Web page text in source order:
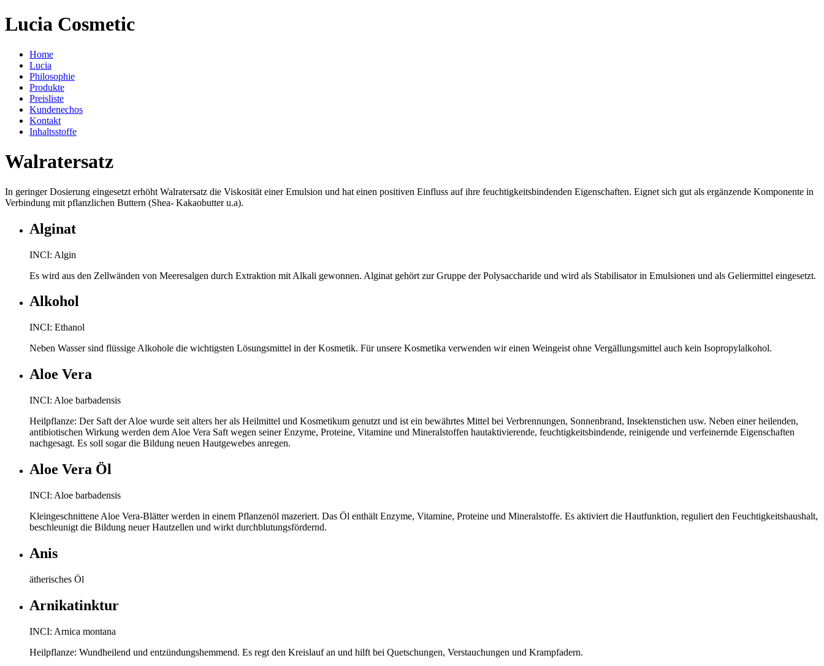
Lucia Cosmetic
Home
Lucia
Philosophie
Produkte
Preisliste
Kundenechos
Kontakt
Inhaltsstoffe
Walratersatz
In geringer Dosierung eingesetzt erhöht Walratersatz die Viskosität einer Emulsion und hat einen positiven Einfluss auf ihre feuchtigkeitsbindenden Eigenschaften. Eignet sich gut als ergänzende Komponente in
Verbindung mit pflanzlichen Buttern (Shea- Kakaobutter u.a).
Alginat
INCI: Algin
Es wird aus den Zellwänden von Meeresalgen durch Extraktion mit Alkali gewonnen. Alginat gehört zur Gruppe der Polysaccharide und wird als Stabilisator in Emulsionen und als Geliermittel eingesetzt.
Alkohol
INCI: Ethanol
Neben Wasser sind flüssige Alkohole die wichtigsten Lösungsmittel in der Kosmetik. Für unsere Kosmetika verwenden wir einen Weingeist ohne Vergällungsmittel auch kein Isopropylalkohol.
Aloe Vera
INCI: Aloe barbadensis
Heilpflanze: Der Saft der Aloe wurde seit alters her als Heilmittel und Kosmetikum genutzt und ist ein bewährtes Mittel bei Verbrennungen, Sonnenbrand, Insektenstichen usw. Neben einer heilenden,
antibiotischen Wirkung werden dem Aloe Vera Saft wegen seiner Enzyme, Proteine, Vitamine und Mineralstoffen hautaktivierende, feuchtigkeitsbindende, reinigende und verfeinernde Eigenschaften
nachgesagt. Es soll sogar die Bildung neuen Hautgewebes anregen.
Aloe Vera Öl
INCI: Aloe barbadensis
Kleingeschnittene Aloe Vera-Blätter werden in einem Pflanzenöl mazeriert. Das Öl enthält Enzyme, Vitamine, Proteine und Mineralstoffe. Es aktiviert die Hautfunktion, reguliert den Feuchtigkeitshaushalt,
beschleunigt die Bildung neuer Hautzellen und wirkt durchblutungsfördernd.
Anis
ätherisches Öl
Arnikatinktur
INCI: Arnica montana
Heilpflanze: Wundheilend und entzündungshemmend. Es regt den Kreislauf an und hilft bei Quetschungen, Verstauchungen und Krampfadern.